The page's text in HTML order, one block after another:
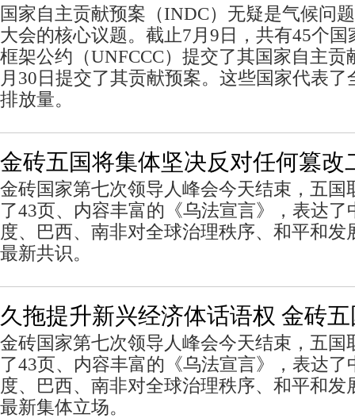
国家自主贡献预案（INDC）无疑是气候问
大会的核心议题。截止7月9日，共有45个
框架公约（UNFCCC）提交了其国家自主贡
月30日提交了其贡献预案。这些国家代表了
排放量。
金砖五国将集体坚决反对任何篡改
金砖国家第七次领导人峰会今天结束，五国
了43页、内容丰富的《乌法宣言》，表达了
度、巴西、南非对全球治理秩序、和平和发
最新共识。
久拖提升新兴经济体话语权 金砖
金砖国家第七次领导人峰会今天结束，五国
了43页、内容丰富的《乌法宣言》，表达了
度、巴西、南非对全球治理秩序、和平和发
最新集体立场。